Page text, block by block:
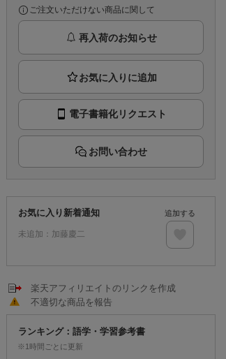
推し楽
ご注文いただけない商品に関して
再入荷のお知らせ
電子書籍化リクエスト
お問い合わせ
お気に入り新着通知
未追加： 加藤慶二
追加する
楽天アフィリエイトのリンクを作成
不適切な商品を報告
ランキング：語学・学習参考書
※1時間ごとに更新